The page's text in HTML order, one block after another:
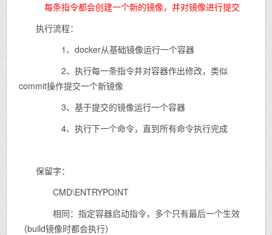
每条指令都会创建一个新的镜像，并对镜像进行提交
执行流程：
1、docker从基础镜像运行一个容器
2、执行每一条指令并对容器作出修改，类似
commit操作提交一个新镜像
3、基于提交的镜像运行一个容器
4、执行下一个命令，直到所有命令执行完成
保留字：
CMD\ENTRYPOINT
相同：指定容器启动指令，多个只有最后一个生效
（build镜像时都会执行）